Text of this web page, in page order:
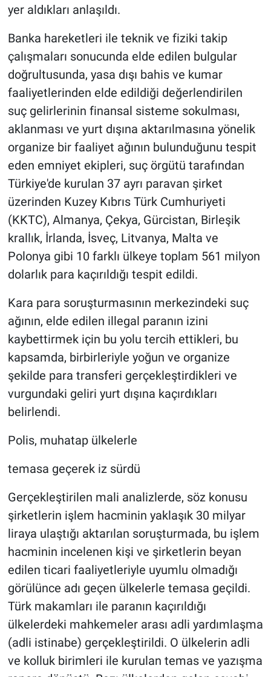
yer aldıkları anlaşıldı.
Banka hareketleri ile teknik ve fiziki takip
çalışmaları sonucunda elde edilen bulgular
doğrultusunda, yasa dışı bahis ve kumar
faaliyetlerinden elde edildiği değerlendirilen
suç gelirlerinin finansal sisteme sokulması,
aklanması ve yurt dışına aktarılmasına yönelik
organize bir faaliyet ağının bulunduğunu tespit
eden emniyet ekipleri, suç örgütü tarafından
Türkiye'de kurulan 37 ayrı paravan şirket
üzerinden Kuzey Kıbrıs Türk Cumhuriyeti
(KKTC), Almanya, Çekya, Gürcistan, Birleşik
krallık, İrlanda, İsveç, Litvanya, Malta ve
Polonya gibi 10 farklı ülkeye toplam 561 milyon
dolarlık para kaçırıldığı tespit edildi.
Kara para soruşturmasının merkezindeki suç
ağının, elde edilen illegal paranın izini
kaybettirmek için bu yolu tercih ettikleri, bu
kapsamda, birbirleriyle yoğun ve organize
şekilde para transferi gerçekleştirdikleri ve
vurgundaki geliri yurt dışına kaçırdıkları
belirlendi.
Polis, muhatap ülkelerle
temasa geçerek iz sürdü
Gerçekleştirilen mali analizlerde, söz konusu
şirketlerin işlem hacminin yaklaşık 30 milyar
liraya ulaştığı aktarılan soruşturmada, bu işlem
hacminin incelenen kişi ve şirketlerin beyan
edilen ticari faaliyetleriyle uyumlu olmadığı
görülünce adı geçen ülkelerle temasa geçildi.
Türk makamları ile paranın kaçırıldığı
ülkelerdeki mahkemeler arası adli yardımlaşma
(adli istinabe) gerçekleştirildi. O ülkelerin adli
ve kolluk birimleri ile kurulan temas ve yazışma